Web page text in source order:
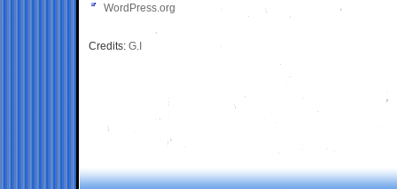
WordPress.org
Credits: G.I